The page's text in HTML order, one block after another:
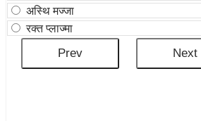
अस्थि मज्जा
रक्त प्लाज्मा